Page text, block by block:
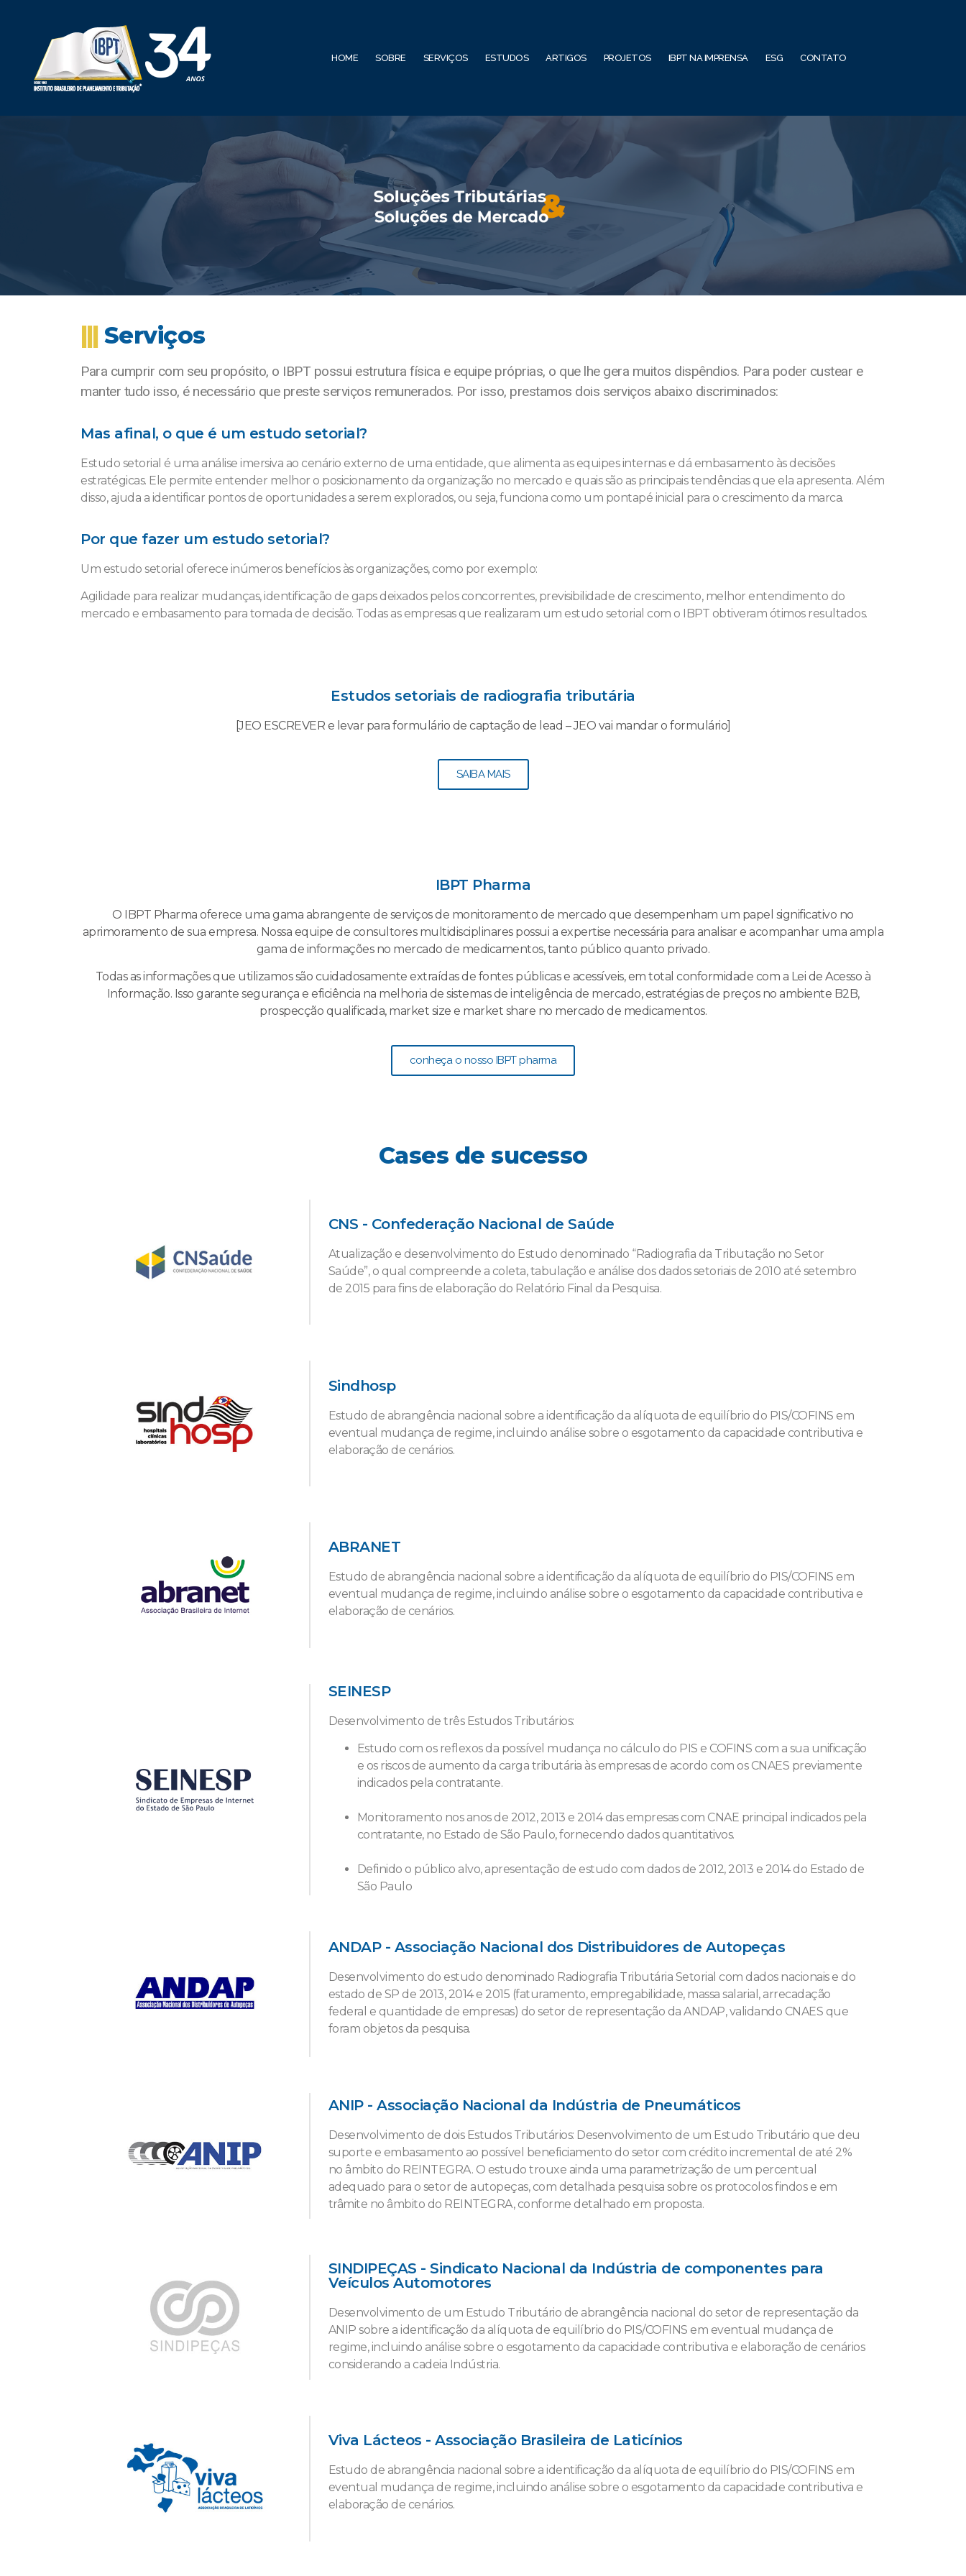
HOME SOBRE SERVIÇOS ESTUDOS ARTIGOS PROJETOS IBPT NA IMPRENSA ESG CONTATO
|||Serviços
Para cumprir com seu propósito, o IBPT possui estrutura física e equipe próprias, o que lhe gera muitos dispêndios. Para poder custear e
manter tudo isso, é necessário que preste serviços remunerados. Por isso, prestamos dois serviços abaixo discriminados:
Mas afinal, o que é um estudo setorial?
Estudo setorial é uma análise imersiva ao cenário externo de uma entidade, que alimenta as equipes internas e dá embasamento às decisões
estratégicas. Ele permite entender melhor o posicionamento da organização no mercado e quais são as principais tendências que ela apresenta. Além
disso, ajuda a identificar pontos de oportunidades a serem explorados, ou seja, funciona como um pontapé inicial para o crescimento da marca.
Por que fazer um estudo setorial?
Um estudo setorial oferece inúmeros benefícios às organizações, como por exemplo:
Agilidade para realizar mudanças, identificação de gaps deixados pelos concorrentes, previsibilidade de crescimento, melhor entendimento do
mercado e embasamento para tomada de decisão. Todas as empresas que realizaram um estudo setorial com o IBPT obtiveram ótimos resultados.
Estudos setoriais de radiografia tributária
[JEO ESCREVER e levar para formulário de captação de lead – JEO vai mandar o formulário]
SAIBA MAIS
IBPT Pharma
O IBPT Pharma oferece uma gama abrangente de serviços de monitoramento de mercado que desempenham um papel significativo no
aprimoramento de sua empresa. Nossa equipe de consultores multidisciplinares possui a expertise necessária para analisar e acompanhar uma ampla
gama de informações no mercado de medicamentos, tanto público quanto privado.
Todas as informações que utilizamos são cuidadosamente extraídas de fontes públicas e acessíveis, em total conformidade com a Lei de Acesso à
Informação. Isso garante segurança e eficiência na melhoria de sistemas de inteligência de mercado, estratégias de preços no ambiente B2B,
prospecção qualificada, market size e market share no mercado de medicamentos.
conheça o nosso IBPT pharma
Cases de sucesso
CNS - Confederação Nacional de Saúde
Atualização e desenvolvimento do Estudo denominado “Radiografia da Tributação no Setor
Saúde”, o qual compreende a coleta, tabulação e análise dos dados setoriais de 2010 até setembro
de 2015 para fins de elaboração do Relatório Final da Pesquisa.
Sindhosp
Estudo de abrangência nacional sobre a identificação da alíquota de equilíbrio do PIS/COFINS em
eventual mudança de regime, incluindo análise sobre o esgotamento da capacidade contributiva e
elaboração de cenários.
ABRANET
Estudo de abrangência nacional sobre a identificação da alíquota de equilíbrio do PIS/COFINS em
eventual mudança de regime, incluindo análise sobre o esgotamento da capacidade contributiva e
elaboração de cenários.
SEINESP
Desenvolvimento de três Estudos Tributários:
Estudo com os reflexos da possível mudança no cálculo do PIS e COFINS com a sua unificação
e os riscos de aumento da carga tributária às empresas de acordo com os CNAES previamente
indicados pela contratante.
Monitoramento nos anos de 2012, 2013 e 2014 das empresas com CNAE principal indicados pela
contratante, no Estado de São Paulo, fornecendo dados quantitativos.
Definido o público alvo, apresentação de estudo com dados de 2012, 2013 e 2014 do Estado de
São Paulo
ANDAP - Associação Nacional dos Distribuidores de Autopeças
Desenvolvimento do estudo denominado Radiografia Tributária Setorial com dados nacionais e do
estado de SP de 2013, 2014 e 2015 (faturamento, empregabilidade, massa salarial, arrecadação
federal e quantidade de empresas) do setor de representação da ANDAP, validando CNAES que
foram objetos da pesquisa.
ANIP - Associação Nacional da Indústria de Pneumáticos
Desenvolvimento de dois Estudos Tributários: Desenvolvimento de um Estudo Tributário que deu
suporte e embasamento ao possível beneficiamento do setor com crédito incremental de até 2%
no âmbito do REINTEGRA. O estudo trouxe ainda uma parametrização de um percentual
adequado para o setor de autopeças, com detalhada pesquisa sobre os protocolos findos e em
trâmite no âmbito do REINTEGRA, conforme detalhado em proposta.
SINDIPEÇAS - Sindicato Nacional da Indústria de componentes para
Veículos Automotores
Desenvolvimento de um Estudo Tributário de abrangência nacional do setor de representação da
ANIP sobre a identificação da alíquota de equilíbrio do PIS/COFINS em eventual mudança de
regime, incluindo análise sobre o esgotamento da capacidade contributiva e elaboração de cenários
considerando a cadeia Indústria.
Viva Lácteos - Associação Brasileira de Laticínios
Estudo de abrangência nacional sobre a identificação da alíquota de equilíbrio do PIS/COFINS em
eventual mudança de regime, incluindo análise sobre o esgotamento da capacidade contributiva e
elaboração de cenários.